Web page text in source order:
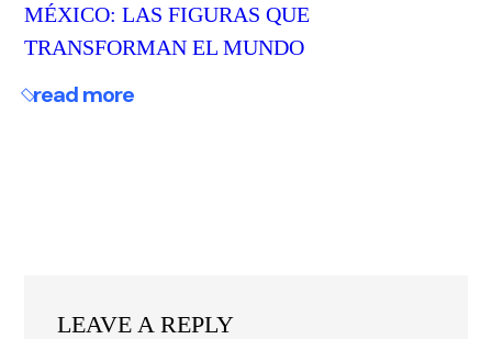
MÉXICO: LAS FIGURAS QUE
TRANSFORMAN EL MUNDO
read more
LEAVE A REPLY